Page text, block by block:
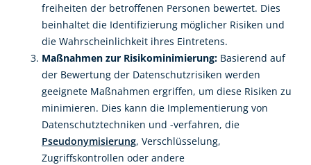
freiheiten der betroffenen Personen bewertet. Dies
beinhaltet die Identifizierung möglicher Risiken und
die Wahrscheinlichkeit ihres Eintretens.
Maßnahmen zur Risikominimierung: Basierend auf
der Bewertung der Datenschutzrisiken werden
geeignete Maßnahmen ergriffen, um diese Risiken zu
minimieren. Dies kann die Implementierung von
Datenschutztechniken und -verfahren, die
Pseudonymisierung, Verschlüsselung,
Zugriffskontrollen oder andere